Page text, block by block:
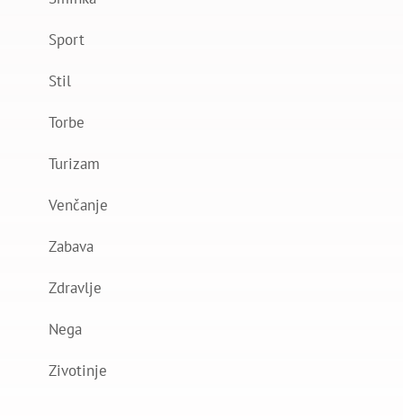
Sport
Stil
Torbe
Turizam
Venčanje
Zabava
Zdravlje
Nega
Zivotinje